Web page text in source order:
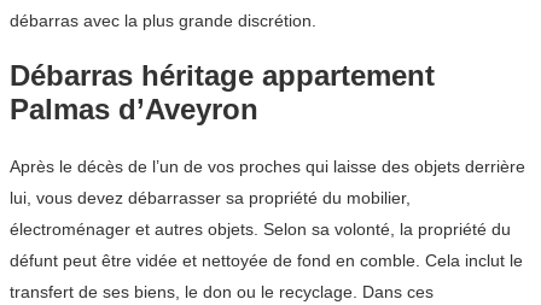
débarras avec la plus grande discrétion.
Débarras héritage appartement
Palmas d’Aveyron
Après le décès de l’un de vos proches qui laisse des objets derrière
lui, vous devez débarrasser sa propriété du mobilier,
électroménager et autres objets. Selon sa volonté, la propriété du
défunt peut être vidée et nettoyée de fond en comble. Cela inclut le
transfert de ses biens, le don ou le recyclage. Dans ces